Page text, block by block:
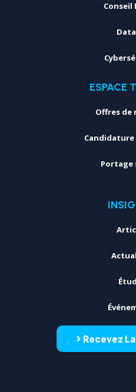
Conseil
ESPACE
Offres de
Portage
Recevez